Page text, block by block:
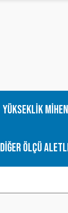
Yükseklik
Diğer Ölçü